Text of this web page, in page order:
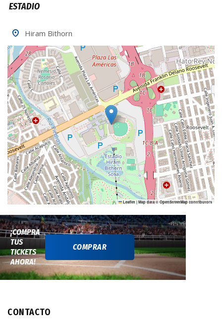
COMPRAR
¡COMPRA
TUS
TICKETS
AHORA!
ESTADIO
Hiram Bithorn
Leaflet | Map data © OpenStreetMap contributors
CONTACTO